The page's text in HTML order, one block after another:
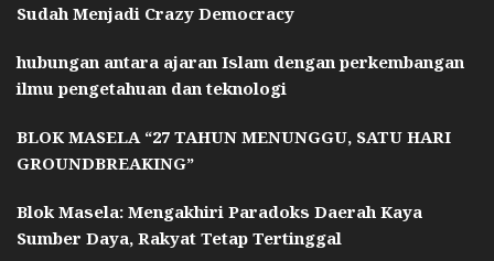
Sudah Menjadi Crazy Democracy
hubungan antara ajaran Islam dengan perkembangan
ilmu pengetahuan dan teknologi
BLOK MASELA “27 TAHUN MENUNGGU, SATU HARI
GROUNDBREAKING”
Blok Masela: Mengakhiri Paradoks Daerah Kaya
Sumber Daya, Rakyat Tetap Tertinggal